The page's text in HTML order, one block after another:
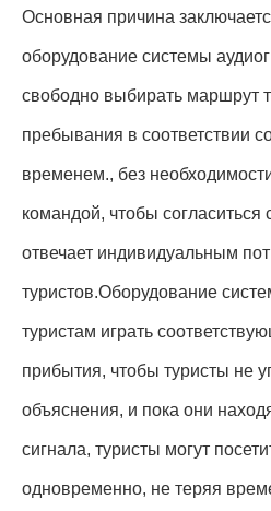
Основная причина
оборудование системы
свободно выбирать маршрут
пребывания в соответствии
временем., без
командой, чтобы согласиться
отвечает индивидуальным
туристов.Оборудование
туристам играть
прибытия, чтобы туристы не
объяснения, и пока они
сигнала, туристы могут
одновременно, не теряя